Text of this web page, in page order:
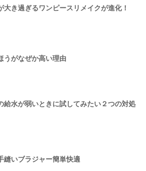
大き過ぎるワンピースリメイクが進化！
うがなぜか高い理由
給水が弱いときに試してみたい２つの対処
縫いブラジャー簡単快適